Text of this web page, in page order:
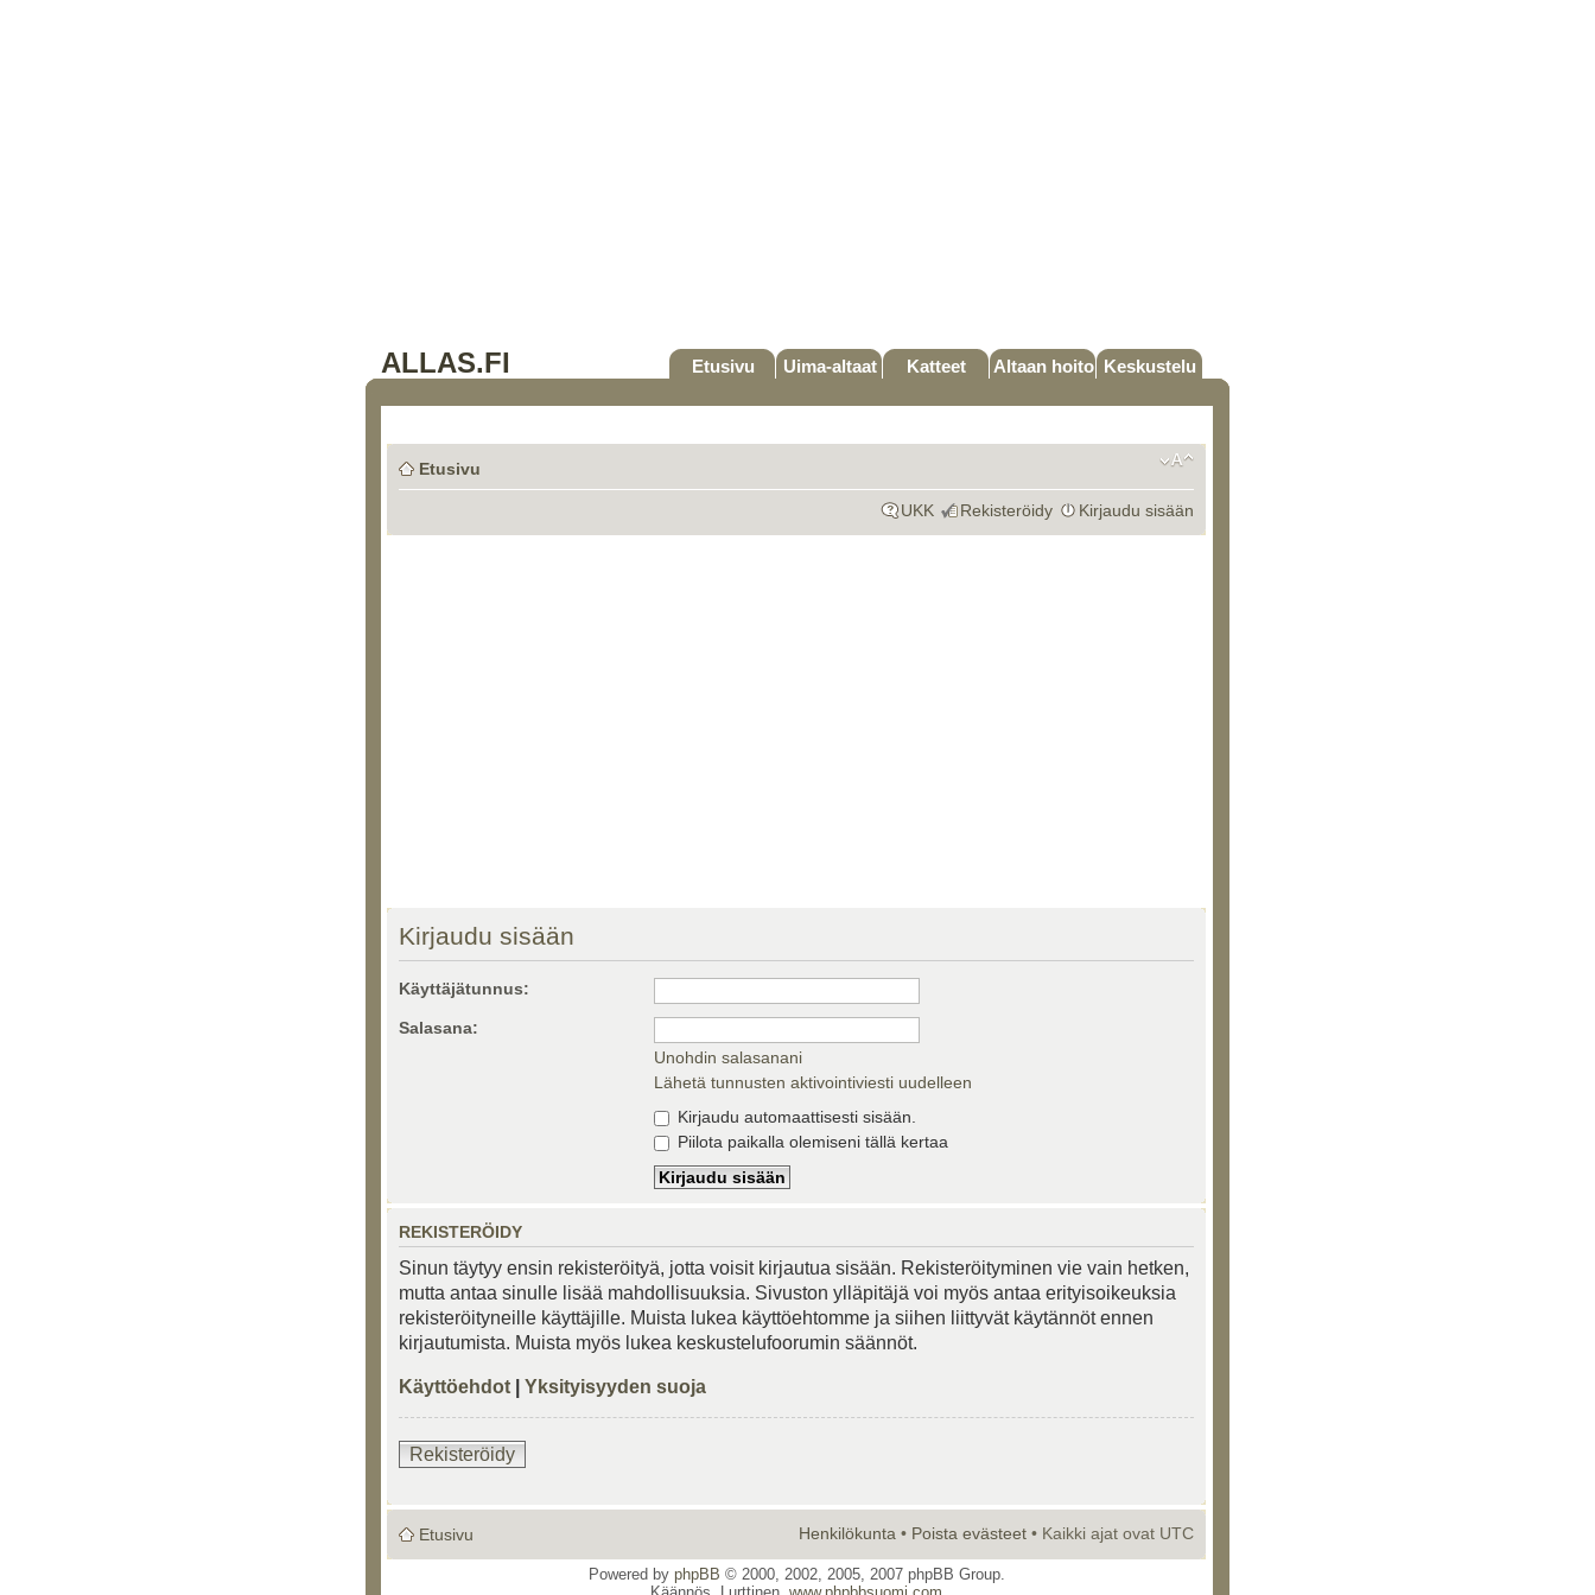
ALLAS.FI Etusivu Uima-altaat Katteet Altaan hoito Keskustelu
Etusivu
UKK Rekisteröidy Kirjaudu sisään
Kirjaudu sisään
Käyttäjätunnus:
Salasana:
Unohdin salasanani
Lähetä tunnusten aktivointiviesti uudelleen
Kirjaudu automaattisesti sisään.
Piilota paikalla olemiseni tällä kertaa
REKISTERÖIDY
Sinun täytyy ensin rekisteröityä, jotta voisit kirjautua sisään. Rekisteröityminen vie vain hetken,
mutta antaa sinulle lisää mahdollisuuksia. Sivuston ylläpitäjä voi myös antaa erityisoikeuksia
rekisteröityneille käyttäjille. Muista lukea käyttöehtomme ja siihen liittyvät käytännöt ennen
kirjautumista. Muista myös lukea keskustelufoorumin säännöt.
Käyttöehdot Yksityisyyden suoja
Rekisteröidy
Etusivu Henkilökunta • Poista evästeet • Kaikki ajat ovat UTC
Powered by phpBB © 2000, 2002, 2005, 2007 phpBB Group.